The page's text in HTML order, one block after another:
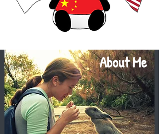
About Me